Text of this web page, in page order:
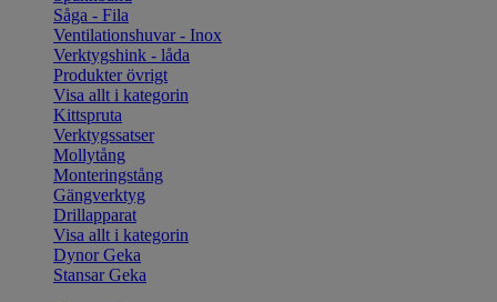
Såga - Fila
Ventilationshuvar - Inox
Verktygshink - låda
Produkter övrigt
Visa allt i kategorin
Kittspruta
Verktygssatser
Mollytång
Monteringstång
Gängverktyg
Drillapparat
Visa allt i kategorin
Dynor Geka
Stansar Geka